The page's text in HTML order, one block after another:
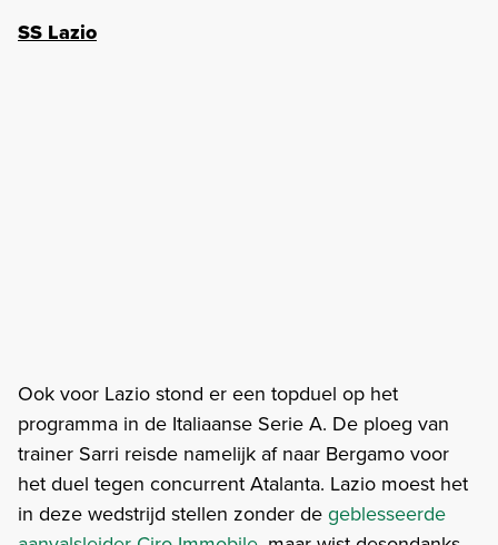
SS Lazio
Ook voor Lazio stond er een topduel op het
programma in de Italiaanse Serie A. De ploeg van
trainer Sarri reisde namelijk af naar Bergamo voor
het duel tegen concurrent Atalanta. Lazio moest het
in deze wedstrijd stellen zonder degeblesseerde